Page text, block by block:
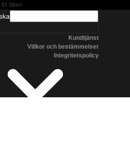
Wien
Belfast
till Porto
Cordoba
Kundtjänst
Villkor och bestämmelser
Integritetspolicy